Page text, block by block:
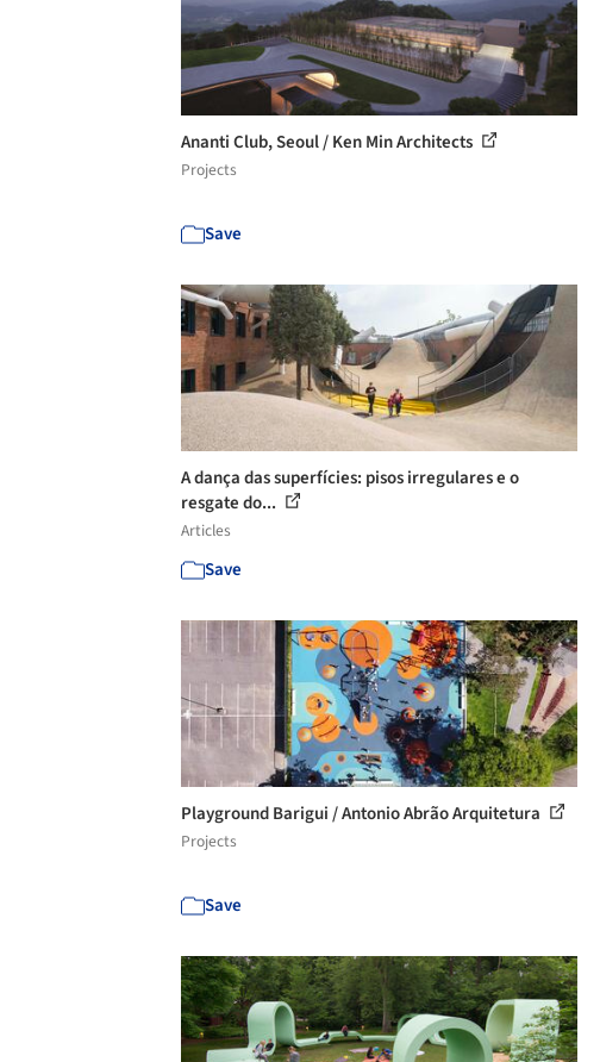
Ananti Club, Seoul / Ken Min Architects
Projects
Save
A dança das superfícies: pisos irregulares e o
resgate do...
Articles
Save
Playground Barigui / Antonio Abrão Arquitetura
Projects
Save